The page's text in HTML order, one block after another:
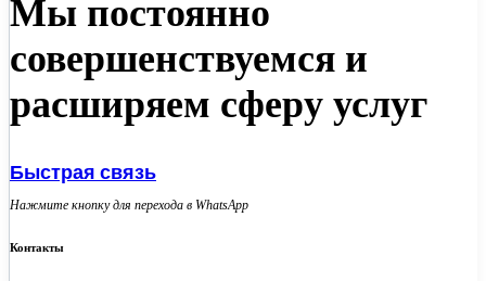
Мы постоянно
совершенствуемся и
расширяем сферу услуг
Быстрая связь
Нажмите кнопку для перехода в WhatsApp
Контакты